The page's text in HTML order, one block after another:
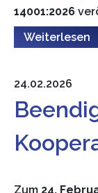
14001:2026
Weiterlesen
24.02.2026
Zum 24.